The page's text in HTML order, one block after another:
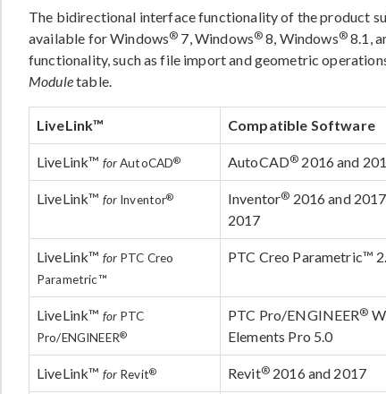
The bidirectional interface functionality of the product
available for Windows® 7, Windows® 8, Windows®8.1,
functionality, such as file import and geometric
Moduletable.
LiveLink™ Compatible Software
LiveLink™ forAutoCAD® AutoCAD® 2016 and
LiveLink™ forInventor® Inventor® 2016 and
2017
LiveLink™ forPTC Creo
Parametric™
PTC Creo Parametric™
LiveLink™ forPTC
Pro/ENGINEER®
PTC Pro/ENGINEER®
Elements Pro 5.0
LiveLink™ forRevit® Revit®2016 and 2017